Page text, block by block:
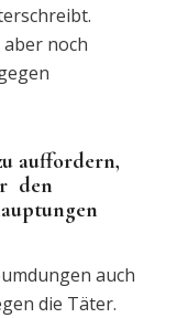
noch
auffordern,
den
auch
die Täter.